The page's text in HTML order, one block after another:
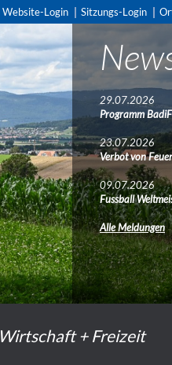
Website-Login Sitzungs-Login
29.07.2026
Programm
23.07.2026
Verbot von
09.07.2026
Fussball
Alle Meldungen
Wirtschaft + Freizeit